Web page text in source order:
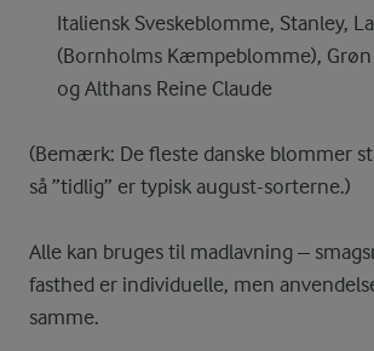
Italiensk Sveskeblomme, Stanley,
(Bornholms Kæmpeblomme), Grøn
og Althans Reine Claude
(Bemærk: De fleste danske blommer
så ”tidlig” er typisk august-sorterne.)
Alle kan bruges til madlavning –
fasthed er individuelle, men
samme.